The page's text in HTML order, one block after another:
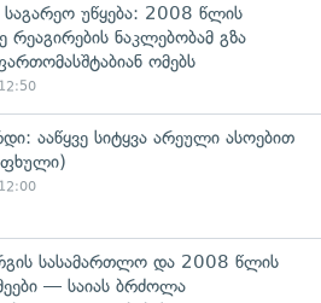
საგარეო უწყება: 2008 წლის
რეაგირების ნაკლებობამ გზა
ომებს
ააწყვე სიტყვა არეული ასოებით
სასამართლო და 2008 წლის
— საიას ბრძოლა